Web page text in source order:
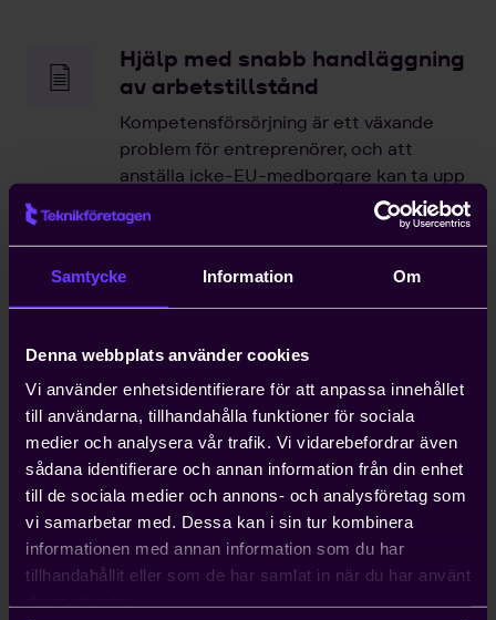
Samtycke Information Om
Denna webbplats använder cookies
Vi använder enhetsidentifierare för att anpassa innehållet
till användarna, tillhandahålla funktioner för sociala
medier och analysera vår trafik. Vi vidarebefordrar även
sådana identifierare och annan information från din enhet
till de sociala medier och annons- och analysföretag som
vi samarbetar med. Dessa kan i sin tur kombinera
informationen med annan information som du har
tillhandahållit eller som de har samlat in när du har använt
Hjälp med snabb handläggning
av arbetstillstånd
Kompetensförsörjning är ett växande
problem för entreprenörer, och att
anställa icke-EU-medborgare kan ta upp
till ett år. Teknikföretagen kan ordna
arbetstillstånd på tio dagar.
Hjälp med att driva viktiga
Vi bedriver påverkans- och
opinionsarbete i Sverige och EU för att
ta tillvara våra medlemmars intressen.
Genom oss har du möjlighet att påverka
beslut som du som enskilt företag i
vanliga fall bara får ta konsekvenserna av.
Kontakta oss